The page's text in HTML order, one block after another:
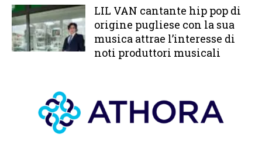
LIL VAN cantante hip pop di
origine pugliese con la sua
musica attrae l’interesse di
noti produttori musicali